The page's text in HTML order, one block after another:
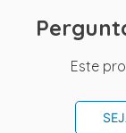
Este